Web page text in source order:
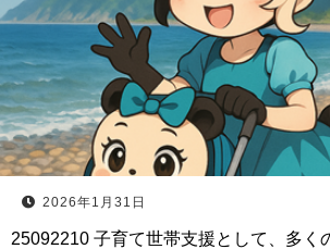
2026年1月31日
25092210 子育て世帯支援として、多く